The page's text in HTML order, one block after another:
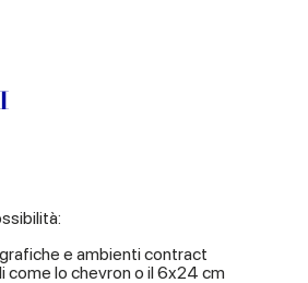
e ambienti contract
come lo chevron o il 6x24 cm